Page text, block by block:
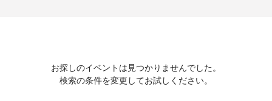
お探しのイベントは見つかりませんでした。
検索の条件を変更してお試しください。